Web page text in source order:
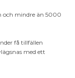
och mindre än 5000
få tillfällen
med ett